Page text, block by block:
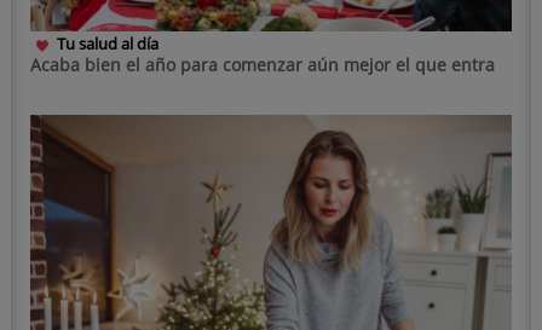
Tu salud al día
Acaba bien el año para comenzar aún mejor el que entra